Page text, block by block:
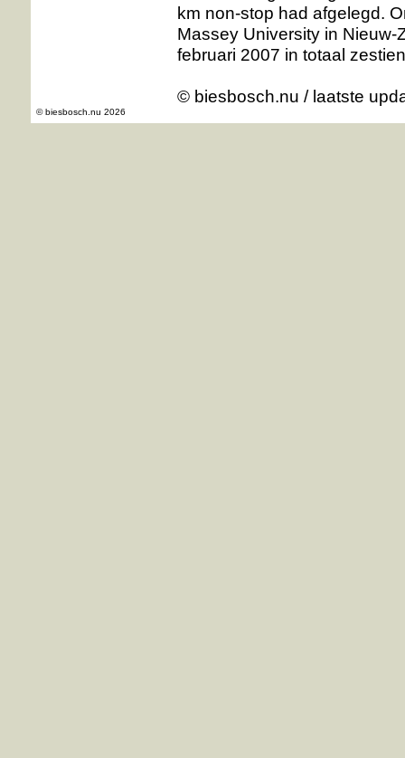
km non-stop had afgelegd.
Massey University in
februari 2007 in totaal
© biesbosch.nu / laatste
© biesbosch.nu 2026